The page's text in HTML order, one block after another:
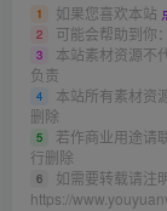
1 如果您喜欢本站
2 可能会帮助到你
3
本站素材资源不
负责
4
本站所有素材资
删除
5 若作商业用途请
行删除
6
如需要转载请注
https://